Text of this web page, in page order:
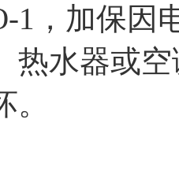
1，加保因
热水器或